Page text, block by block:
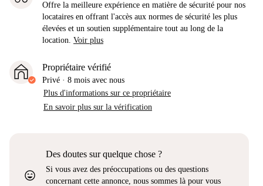
Offre la meilleure expérience en matière de sécurité pour nos
locataires en offrant l'accès aux normes de sécurité les plus
élevées et un soutien supplémentaire tout au long de la
location. Voir plus
Propriétaire vérifié
Privé · 8 mois avec nous
Plus d'informations sur ce propriétaire
En savoir plus sur la vérification
sentiment_very_satisfied
Des doutes sur quelque chose ?
Si vous avez des préoccupations ou des questions
concernant cette annonce, nous sommes là pour vous